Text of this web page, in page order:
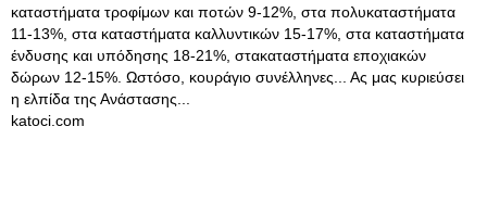
καταστήματα τροφίμων και ποτών 9-12%, στα πολυκαταστήματα
11-13%, στα καταστήματα καλλυντικών 15-17%, στα καταστήματα
ένδυσης και υπόδησης 18-21%, στακαταστήματα εποχιακών
δώρων 12-15%. Ωστόσο, κουράγιο συνέλληνες... Ας μας κυριεύσει
η ελπίδα της Ανάστασης...
katoci.com